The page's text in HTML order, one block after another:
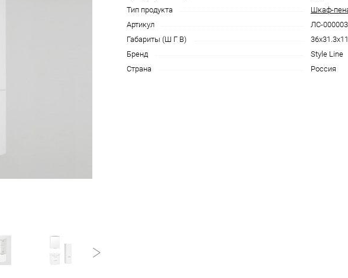
Тип продукта
Шкаф-
Артикул
ЛС-
Габариты (Ш Г В)
Бренд
Style Line
Страна
Россия